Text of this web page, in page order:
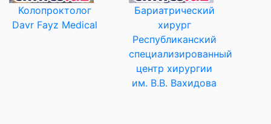
Колопроктолог
Davr Fayz Medical
Бариатрический
хирург
Республиканский
специализированный
центр хирургии
им. В.В. Вахидова